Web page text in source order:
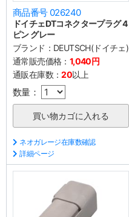
商品番号 026240
ドイチェDTコネクタープラグ 4
ピン グレー
ブランド： DEUTSCH(ドイチェ)
通常販売価格： 1,040円
通販在庫数：20以上
数量：
ネオガレージ在庫数確認
詳細ページ